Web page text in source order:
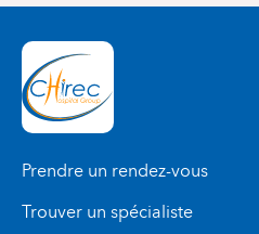
Prendre un rendez-vous
Trouver un spécialiste